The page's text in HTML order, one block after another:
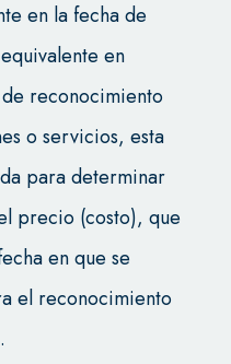
en la fecha de
en
reconocimiento
o servicios, esta
para determinar
precio (costo), que
en que se
el reconocimiento